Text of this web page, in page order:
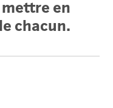
mettre en
chacun.